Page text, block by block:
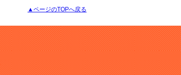
▲ページのTOPへ戻る